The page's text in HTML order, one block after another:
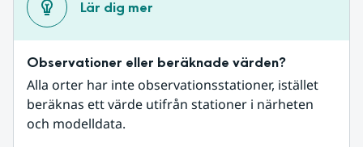
Lär dig mer
Observationer eller beräknade värden?
Alla orter har inte observationsstationer, istället
beräknas ett värde utifrån stationer i närheten
och modelldata.